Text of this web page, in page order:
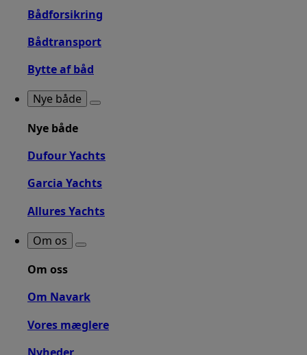
Bådforsikring
Bådtransport
Bytte af båd
Nye både
Nye både
Dufour Yachts
Garcia Yachts
Allures Yachts
Om os
Om oss
Om Navark
Vores mæglere